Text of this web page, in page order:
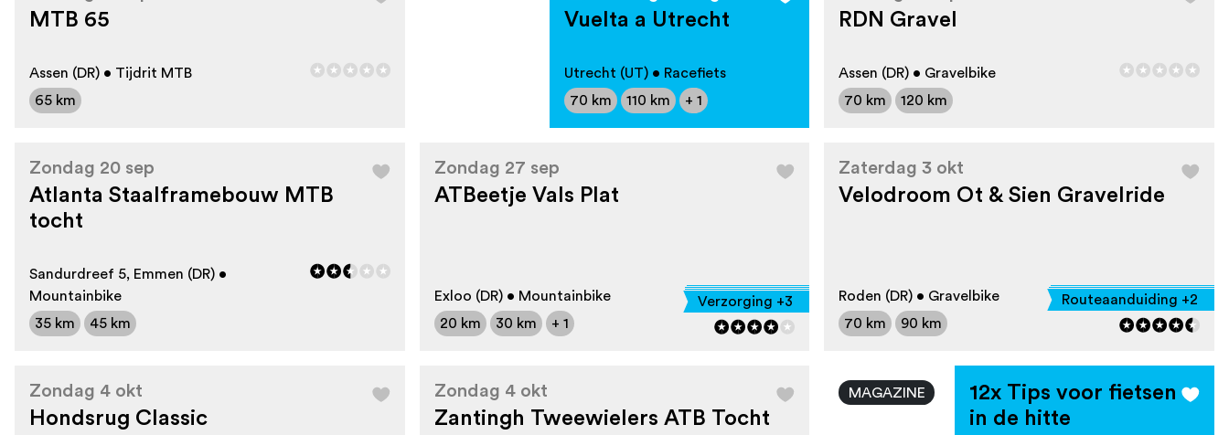
MTB 65
Assen (DR) • Tijdrit MTB
65 km
Vuelta a Utrecht
Utrecht (UT) • Racefiets
70 km
110 km + 1
RDN Gravel
Assen (DR) • Gravelbike
70 km
120 km
Zondag 20 sep
Atlanta Staalframebouw MTB
tocht
Sandurdreef 5, Emmen (DR) •
Mountainbike
35 km
45 km
Zondag 27 sep
ATBeetje Vals Plat
Exloo (DR) • Mountainbike
20 km
30 km + 1
Verzorging +3
Zaterdag 3 okt
Velodroom Ot & Sien Gravelride
Roden (DR) • Gravelbike
70 km
90 km
Routeaanduiding +2
Zondag 4 okt
Hondsrug Classic
Zondag 4 okt
Zantingh Tweewielers ATB Tocht
MAGAZINE
12x Tips voor fietsen
in de hitte